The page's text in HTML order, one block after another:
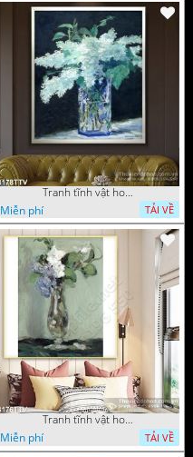
Tranh tĩnh vật hoa quả sơn dầu trang trí tường đẹp
Miễn phí
TẢI VỀ
Tranh tĩnh vật hoa quả sơn dầu trang trí tường
Miễn phí
TẢI VỀ